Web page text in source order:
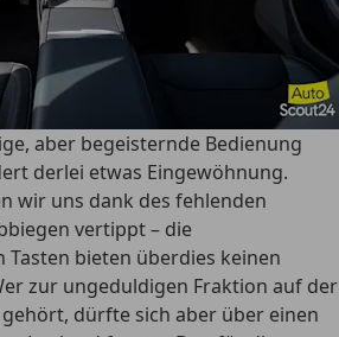
aber begeisternde Bedienung
derlei etwas Eingewöhnung.
wir uns dank des fehlenden
vertippt – die
bieten überdies keinen
zur ungeduldigen Fraktion auf der
dürfte sich aber über einen